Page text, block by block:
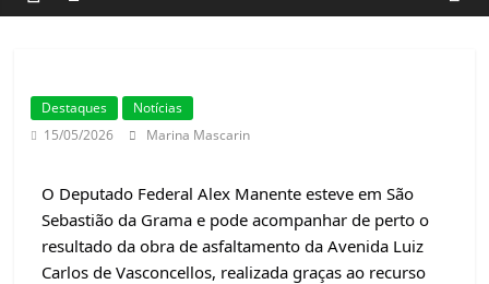
Destaques
Notícias
15/05/2026
Marina Mascarin
O Deputado Federal Alex Manente esteve em São
Sebastião da Grama e pode acompanhar de perto o
resultado da obra de asfaltamento da Avenida Luiz
Carlos de Vasconcellos, realizada graças ao recurso